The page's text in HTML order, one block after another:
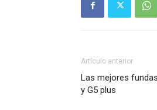
Artículo anterior
Las mejores
y G5 plus